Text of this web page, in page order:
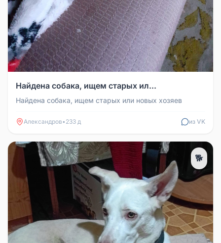
Найдена собака, ищем старых ил...
Найдена собака, ищем старых или новых хозяев
Александров• 233 д из VK
🐕